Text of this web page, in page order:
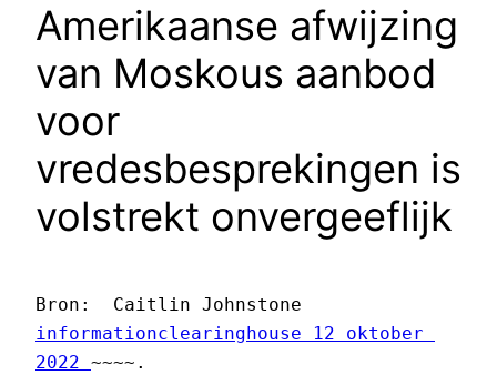
Amerikaanse afwijzing
van Moskous aanbod
voor
vredesbesprekingen is
volstrekt onvergeeflijk
Bron:  Caitlin Johnstone
informationclearinghouse 12 oktober
2022 ~~~~.